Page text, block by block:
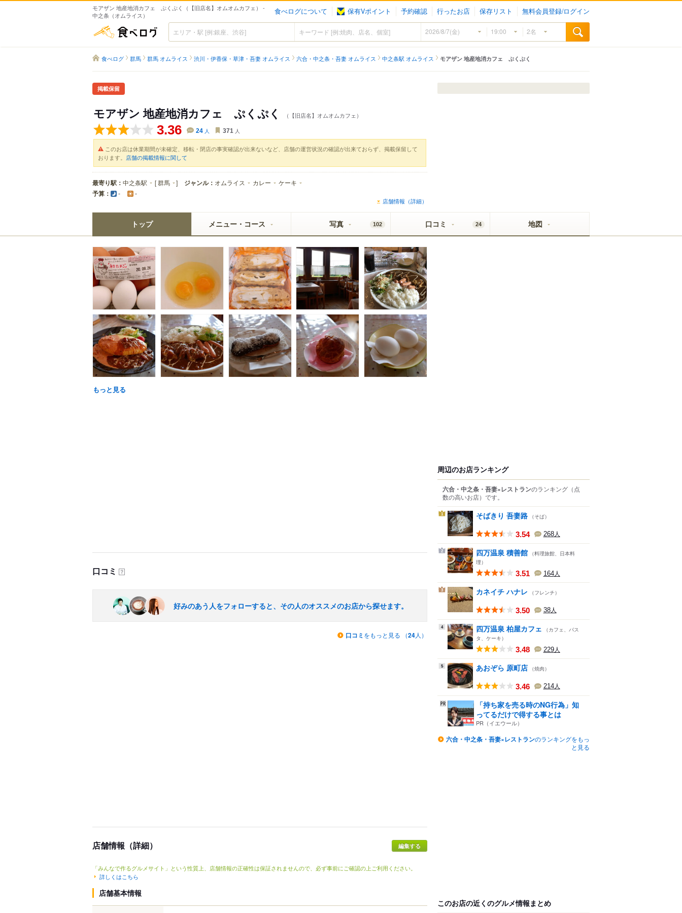
モアザン 地産地消カフェ ぷくぷく（【旧店名】オムオムカフェ） -
中之条（オムライス）
食べログについて 保有Vポイント 予約確認 行ったお店 保存リスト 無料会員登録/ログイン
食べログ
食べログ 群馬 群馬 オムライス 渋川・伊香保・草津・吾妻 オムライス 六合・中之条・吾妻 オムライス 中之条駅 オムライス モアザン 地産地消カフェ ぷくぷく
掲載保留
モアザン 地産地消カフェ ぷくぷく （【旧店名】オムオムカフェ）
3.36 24 人 371 人
このお店は休業期間が未確定、移転・閉店の事実確認が出来ないなど、店舗の運営状況の確認が出来ておらず、掲載保留して
おります。 店舗の掲載情報に関して
最寄り駅： 中之条駅 [群馬 ] ジャンル： オムライス カレー ケーキ
予算： - -
店舗情報（詳細）
トップ メニュー・コース 写真 102 口コミ 24 地図
もっと見る
口コミ ？
好みのあう人をフォローすると、その人のオススメのお店から探せます。
口コミ をもっと見る （24人）
店舗情報（詳細）
「みんなで作るグルメサイト」という性質上、店舗情報の正確性は保証されませんので、必ず事前にご確認の上ご利用ください。
詳しくはこちら
店舗基本情報
周辺のお店ランキング
六合・中之条・吾妻×レストランのランキング （点
数の高いお店） です。
1 そばきり 吾妻路 （そば）
3.54 268人
2 四万温泉 積善館 （料理旅館、日本料
理）
3.51 164人
3 カネイチ ハナレ （フレンチ）
3.50 38人
4 四万温泉 柏屋カフェ
（カフェ、パス
タ、ケーキ）
3.48 229人
5 あおぞら 原町店 （焼肉）
3.46 214人
「持ち家を売る時のNG行為」知
ってるだけで得する事とは
PR（イエウール）
六合・中之条・吾妻×レストランのランキングをもっ
と見る
このお店の近くのグルメ情報まとめ